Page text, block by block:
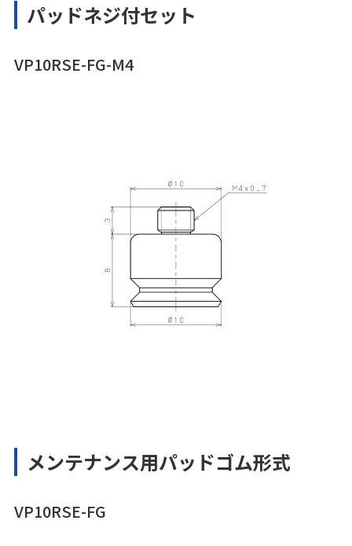
パッドネジ付セット
VP10RSE-FG-M4
メンテナンス用パッドゴム形式
VP10RSE-FG